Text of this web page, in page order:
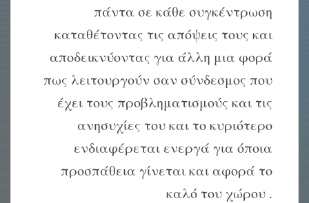
πάντα σε κάθε συγκέντρωση
καταθέτοντας τις απόψεις τους και
αποδεικνύοντας για άλλη μια φορά
πως λειτουργούν σαν σύνδεσμος που
έχει τους προβληματισμούς και τις
ανησυχίες του και το κυριότερο
ενδιαφέρεται ενεργά για όποια
προσπάθεια γίνεται και αφορά το
καλό του χώρου .